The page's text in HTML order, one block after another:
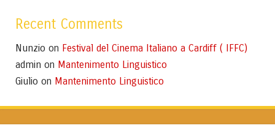
Recent Comments
Nunzio on Festival del Cinema Italiano a Cardiff ( IFFC)
admin on Mantenimento Linguistico
Giulio on Mantenimento Linguistico